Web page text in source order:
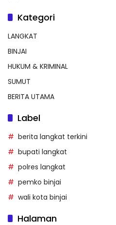
Kategori
LANGKAT
BINJAI
HUKUM & KRIMINAL
SUMUT
BERITA UTAMA
Label
berita langkat terkini
bupati langkat
polres langkat
pemko binjai
wali kota binjai
Halaman